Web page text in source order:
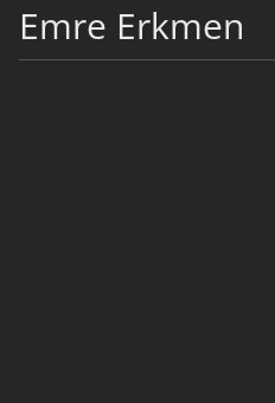
Emre Erkmen